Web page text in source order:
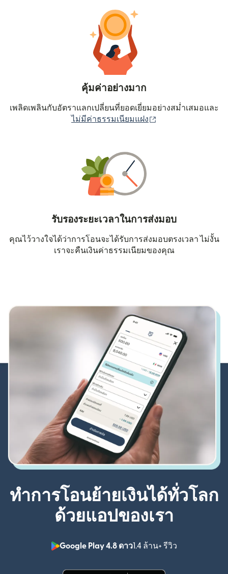
คุ้มค่าอย่างมาก
เพลิดเพลินกับอัตราแลกเปลี่ยนที่ยอดเยี่ยมอย่างสม่ำเสมอและ
ไม่มีค่าธรรมเนียมแฝง
รับรองระยะเวลาในการส่งมอบ
คุณไว้วางใจได้ว่าการโอนจะได้รับการส่งมอบตรงเวลา ไม่งั้น
เราจะคืนเงินค่าธรรมเนียมของคุณ
ทำการโอนย้ายเงินได้ทั่วโลก
ด้วยแอปของเรา
Google Play 4.8 ดาว1.4 ล้าน+ รีวิว
(เปิดในหน้าต่